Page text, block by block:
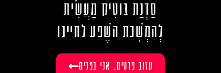
סַדְנַת בּוּטִיק מַעֲשִׂית
לְהַמְשָׁכַת השֶׁפַע לחיינו
עזוב פרטים, אני בפנים